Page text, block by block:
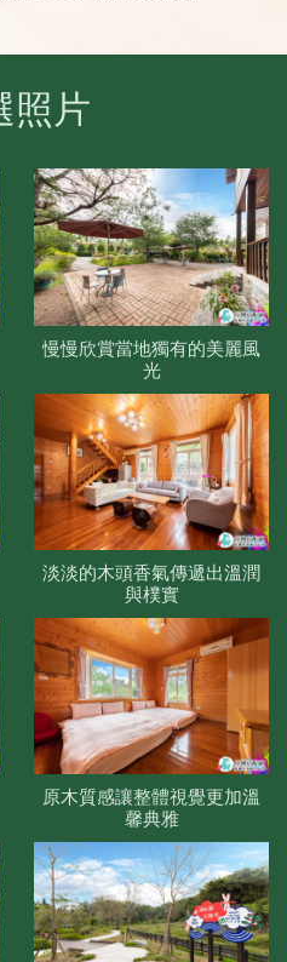
照片
慢慢欣賞當地獨有的美麗風
光
淡淡的木頭香氣傳遞出溫潤
與樸實
原木質感讓整體視覺更加溫
馨典雅